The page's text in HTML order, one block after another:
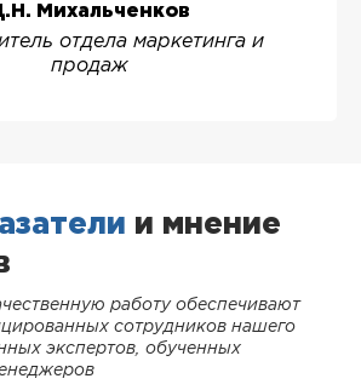
Михальченков
отдела маркетинга и
продаж
и мнение
работу обеспечивают
сотрудников нашего
экспертов, обученных